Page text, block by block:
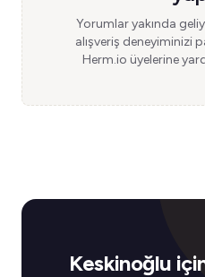
Yorumlar yakında
alışveriş deneyiminizi
Herm.io üyelerine
Keskinoğlu